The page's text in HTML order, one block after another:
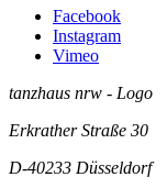
Facebook
Instagram
Vimeo
tanzhaus nrw - Logo
Erkrather Straße 30
D-40233 Düsseldorf